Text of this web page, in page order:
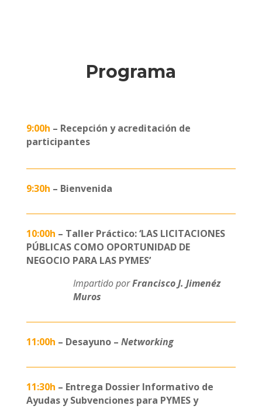
Programa
9:00h – Recepción y acreditación de
participantes
9:30h – Bienvenida
10:00h – Taller Práctico: ‘LAS LICITACIONES
PÚBLICAS COMO OPORTUNIDAD DE
NEGOCIO PARA LAS PYMES’
Impartido porFrancisco J. Jimenéz
Muros
11:00h – Desayuno – Networking
11:30h – Entrega Dossier Informativo de
Ayudas y Subvenciones para PYMES y